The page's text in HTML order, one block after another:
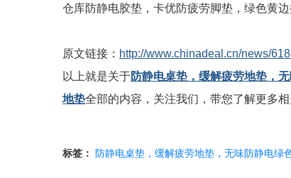
仓库防静电胶垫，卡优防疲劳脚垫，绿色黄
原文链接： http://www.chinadeal.cn/news/
以上就是关于防静电桌垫，缓解疲劳地垫，
地垫全部的内容，关注我们，带您了解更多相
标签： 防静电桌垫，缓解疲劳地垫，无味防静电绿